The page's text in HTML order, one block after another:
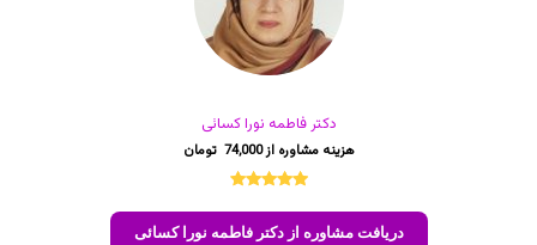
دکتر فاطمه نورا کسائی
74,000
5.00
دریافت مشاوره از دکتر فاطمه نورا کسائی